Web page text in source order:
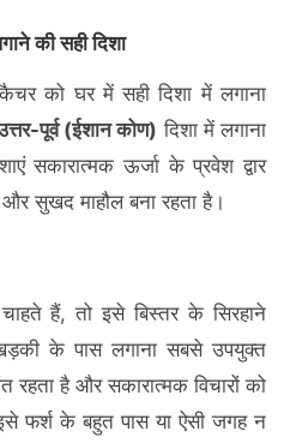
की सही दिशा
को घर में सही दिशा में लगाना
पूर्व (ईशान कोण) दिशा में लगाना
सकारात्मक ऊर्जा के प्रवेश द्वार
सुखद माहौल बना रहता है।
हैं, तो इसे बिस्तर के सिरहाने
के पास लगाना सबसे उपयुक्त
है और सकारात्मक विचारों को
फर्श के बहुत पास या ऐसी जगह न